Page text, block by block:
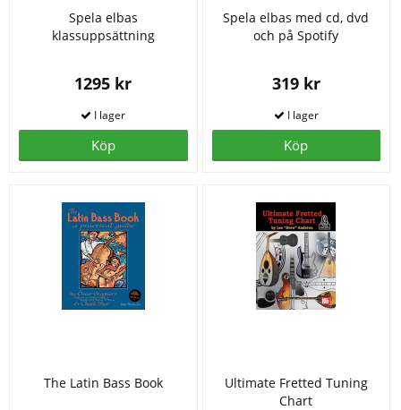
Spela elbas
klassuppsättning
1295 kr
Köp
Spela elbas med cd, dvd
och på Spotify
319 kr
Köp
The Latin Bass Book
Ultimate Fretted Tuning
Chart